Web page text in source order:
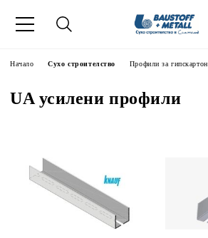
Начало Сухо строителство Профили за гипскартон
UA усилени профили